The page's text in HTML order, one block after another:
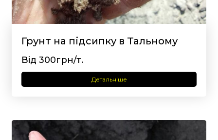
Грунт на підсипку в Тальному
Від 300грн/т.
Детальніше